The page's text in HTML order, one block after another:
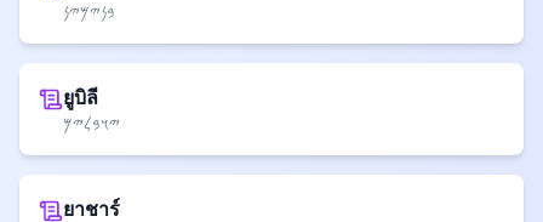
𐤁𐤍𐤉𐤌𐤉𐤍
ยูบิลี
𐤉𐤅𐤁𐤋𐤉𐤌
ยาชาร์